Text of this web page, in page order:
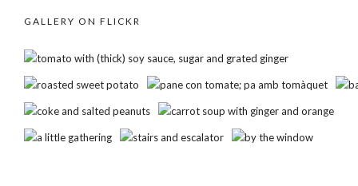
GALLERY ON FLICKR